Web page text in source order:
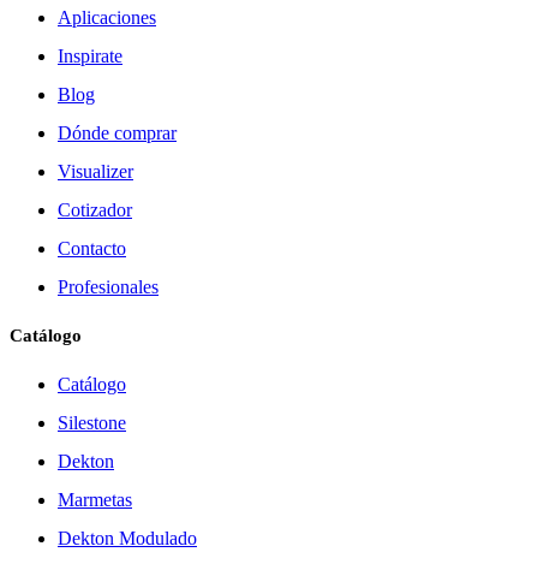
Aplicaciones
Inspirate
Blog
Dónde comprar
Visualizer
Cotizador
Contacto
Profesionales
Catálogo
Catálogo
Silestone
Dekton
Marmetas
Dekton Modulado